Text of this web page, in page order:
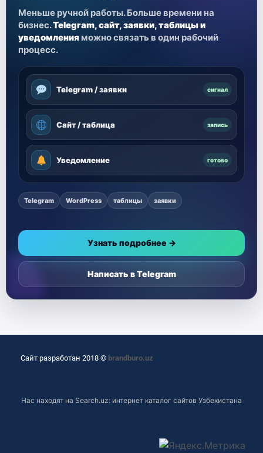
Меньше ручной работы. Больше времени на
бизнес.Telegram, сайт, заявки, таблицы и
уведомления можно связать в один рабочий
процесс.
Telegram / заявки сигнал
Сайт / таблица запись
Уведомление готово
Telegram WordPress таблицы заявки
Узнать подробнее →
Написать в Telegram
Сайт разработан 2018 © brandburo.uz
Нас находят на Search.uz: интернет каталог сайтов Узбекистана